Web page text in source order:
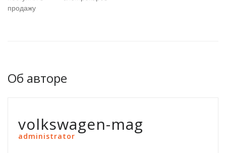
продажу
Об авторе
volkswagen-mag
administrator